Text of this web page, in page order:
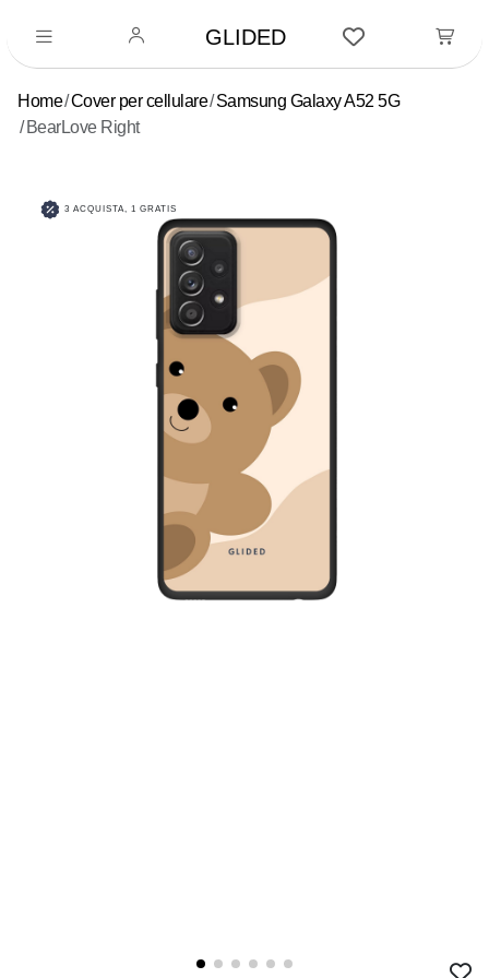
GLIDED
Home Cover per cellulare Samsung Galaxy A52 5G
BearLove Right
3 ACQUISTA, 1 GRATIS